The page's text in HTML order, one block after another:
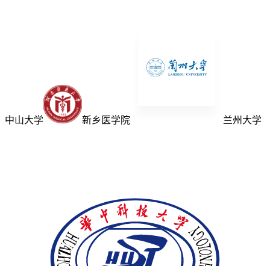
中山大学 新乡医学院 兰州大学